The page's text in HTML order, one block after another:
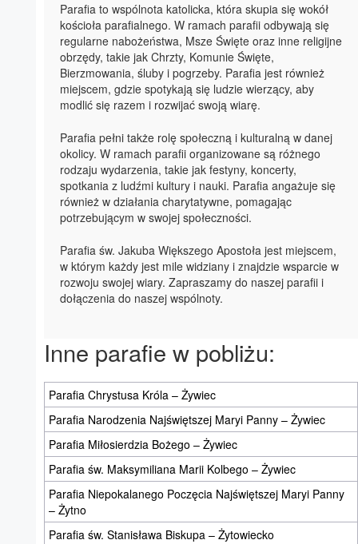
Parafia to wspólnota katolicka, która skupia się wokół
kościoła parafialnego. W ramach parafii odbywają się
regularne nabożeństwa, Msze Święte oraz inne religijne
obrzędy, takie jak Chrzty, Komunie Święte,
Bierzmowania, śluby i pogrzeby. Parafia jest również
miejscem, gdzie spotykają się ludzie wierzący, aby
modlić się razem i rozwijać swoją wiarę.
Parafia pełni także rolę społeczną i kulturalną w danej
okolicy. W ramach parafii organizowane są różnego
rodzaju wydarzenia, takie jak festyny, koncerty,
spotkania z ludźmi kultury i nauki. Parafia angażuje się
również w działania charytatywne, pomagając
potrzebującym w swojej społeczności.
Parafia św. Jakuba Większego Apostoła jest miejscem,
w którym każdy jest mile widziany i znajdzie wsparcie w
rozwoju swojej wiary. Zapraszamy do naszej parafii i
dołączenia do naszej wspólnoty.
Inne parafie w pobliżu:
Parafia Chrystusa Króla – Żywiec
Parafia Narodzenia Najświętszej Maryi Panny – Żywiec
Parafia Miłosierdzia Bożego – Żywiec
Parafia św. Maksymiliana Marii Kolbego – Żywiec
Parafia Niepokalanego Poczęcia Najświętszej Maryi Panny
– Żytno
Parafia św. Stanisława Biskupa – Żytowiecko